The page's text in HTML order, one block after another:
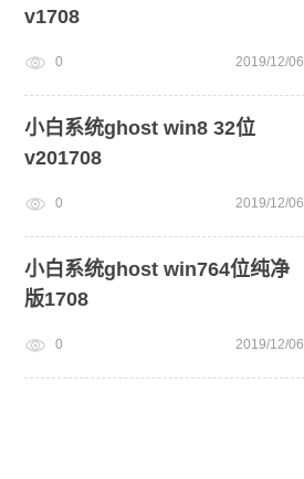
v1708
0 2019/12/06
小白系统ghost win8 32位
v201708
0 2019/12/06
小白系统ghost win764位纯净
版1708
0 2019/12/06